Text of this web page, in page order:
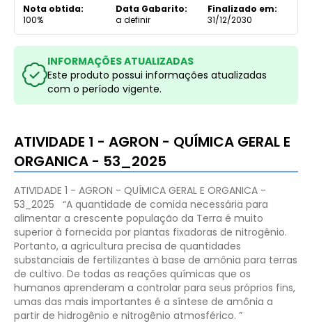
Nota obtida:
100%
Data Gabarito:
a definir
Finalizado em:
31/12/2030
INFORMAÇÕES ATUALIZADAS
Este produto possui informações atualizadas
com o período vigente.
ATIVIDADE 1 - AGRON - QUÍMICA GERAL E
ORGANICA - 53_2025
ATIVIDADE 1 - AGRON - QUÍMICA GERAL E ORGANICA -
53_2025
“A quantidade de comida necessária para
alimentar a crescente população da Terra é muito
superior à fornecida por plantas fixadoras de nitrogênio.
Portanto, a agricultura precisa de quantidades
substanciais de fertilizantes à base de amônia para terras
de cultivo. De todas as reações químicas que os
humanos aprenderam a controlar para seus próprios fins,
umas das mais importantes é a síntese de amônia a
partir de hidrogênio e nitrogênio atmosférico. ”